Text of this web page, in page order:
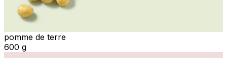
pomme de terre
600 g